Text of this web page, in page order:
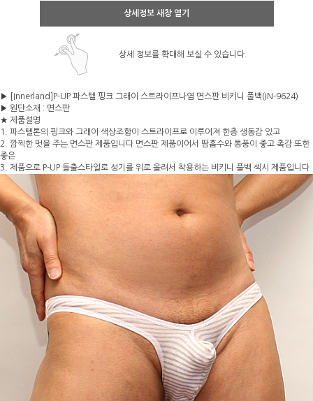
상세정보 새창 열기
상세 정보를 확대해 보실 수 있습니다.
▶ [Innerland]P-UP 파스텔 핑크 그래이 스트라이프나염 면스판 비키니 풀백(IN-9624)
▶ 원단소재 : 면스판
★ 제품설명
1. 파스텔톤의 핑크와 그래이 색상조합이 스트라이프로 이루어져 한층 생동감 있고
2. 깜찍한 멋을 주는 면스판 제품입니다 면스판 제품이어서 땀흡수와 통풍이 좋고 촉감 또한
좋은
3. 제품으로 P-UP 돌출스타일로 성기를 위로 올려서 착용하는 비키니 풀백 섹시 제품입니다